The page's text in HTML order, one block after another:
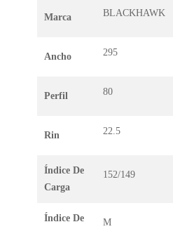
Marca BLACKHAWK
Ancho 295
Perfil 80
Rin 22.5
Índice De
Carga
152/149
Índice De
M